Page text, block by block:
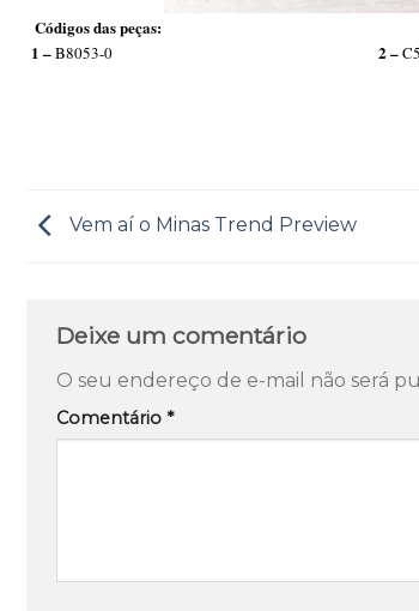
Códigos das peças:
1 –B8053-0 2 –
Vem aí o Minas Trend Preview
Deixe um comentário
O seu endereço de e-mail não será
Comentário *